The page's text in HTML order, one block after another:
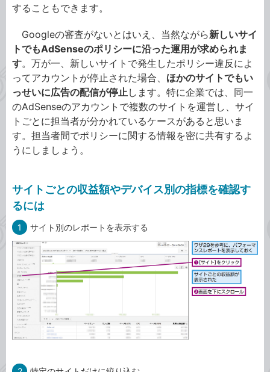
することもできます。
Googleの審査がないとはいえ、当然ながら新しいサイ
トでもAdSenseのポリシーに沿った運用が求められま
す。万が一、新しいサイトで発生したポリシー違反によ
ってアカウントが停止された場合、 ほかのサイトでもい
っせいに広告の配信が停止 します。特に企業では、同一
のAdSenseのアカウントで複数のサイトを運営し、サイ
トごとに担当者が分かれているケースがあると思いま
す。担当者間でポリシーに関する情報を密に共有するよ
うにしましょう。
サイトごとの収益額やデバイス別の指標を確認す
るには
1 サイト別のレポートを表示する